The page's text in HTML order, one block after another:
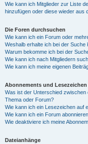
Wie kann ich Mitglieder zur Liste
hinzufügen oder diese wieder aus
Die Foren durchsuchen
Wie kann ich ein Forum oder
Weshalb erhalte ich bei der Suche
Warum bekomme ich bei der
Wie kann ich nach Mitgliedern
Wie kann ich meine eigenen
Abonnements und Lesezeichen
Was ist der Unterschied zwischen
Thema oder Forum?
Wie kann ich ein Lesezeichen auf
Wie kann ich ein Forum
Wie deaktiviere ich meine
Dateianhänge